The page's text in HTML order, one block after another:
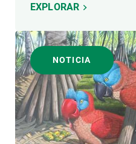
EXPLORAR
NOTICIA